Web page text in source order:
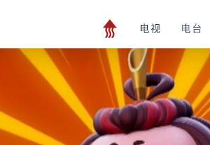
电视 电台